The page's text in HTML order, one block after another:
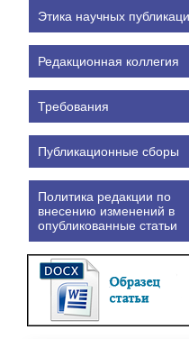
Этика научных
Редакционная коллегия
Требования
Публикационные сборы
Политика редакции по
внесению изменений в
опубликованные статьи